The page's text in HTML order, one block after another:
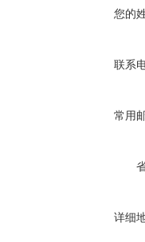
您的
联系
常用
详细